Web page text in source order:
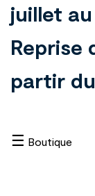
juillet
Reprise
partir
Boutique
☰